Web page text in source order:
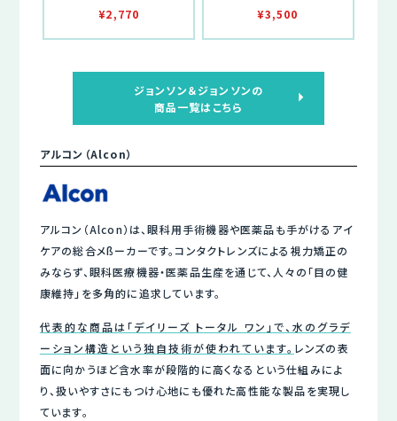
¥2,770
¥3,500
ジョンソン＆ジョンソンの
商品一覧はこちら
アルコン（Alcon）
アルコン（Alcon）は、眼科用手術機器や医薬品も手がけるアイ
ケアの総合メßーカーです。コンタクトレンズによる視力矯正の
みならず、眼科医療機器・医薬品生産を通じて、人々の「目の健
康維持」を多角的に追求しています。
代表的な商品は「デイリーズ トータル ワン」で、水のグラデ
ーション構造という独自技術が使われています。 レンズの表
面に向かうほど含水率が段階的に高くなるという仕組みによ
り、扱いやすさにもつけ心地にも優れた高性能な製品を実現し
ています。